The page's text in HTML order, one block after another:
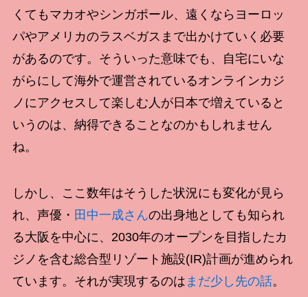
くてもマカオやシンガポール、遠くならヨーロッ
パやアメリカのラスベガスまで出かけていく必要
があるのです。そういった意味でも、自宅にいな
がらにして海外で運営されているオンラインカジ
ノにアクセスして楽しむ人が日本で増えていると
いうのは、納得できることなのかもしれません
ね。
しかし、ここ数年はそうした状況にも変化が見ら
れ、声優・ 田中一成さんの出身地としても知られ
る大阪を中心に、2030年のオープンを目指したカ
ジノを含む総合型リゾート施設(IR)計画が進められ
ています。それが実現するのは まだ少し先の話。